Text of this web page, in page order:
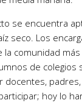
se encuentra
seco. Los
comunidad
de colegios
docentes,
hoy lo